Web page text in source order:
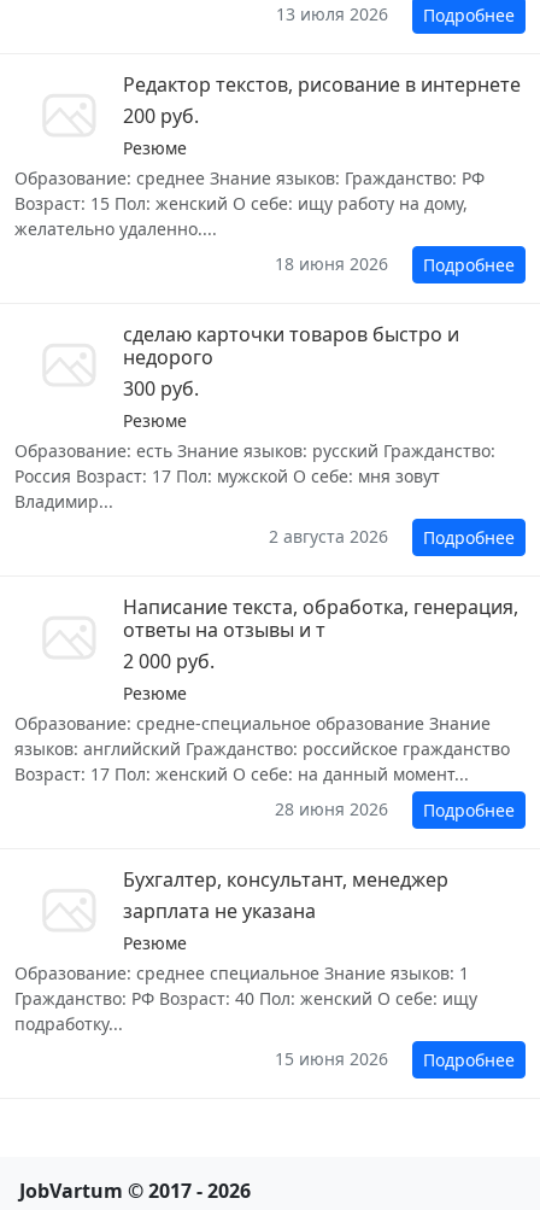
13 июля 2026
Подробнее
Редактор текстов, рисование в интернете
200 руб.
Резюме
Образование: среднее Знание языков: Гражданство: РФ
Возраст: 15 Пол: женский О себе: ищу работу на дому,
желательно удаленно....
18 июня 2026
Подробнее
сделаю карточки товаров быстро и
недорого
300 руб.
Резюме
Образование: есть Знание языков: русский Гражданство:
Россия Возраст: 17 Пол: мужской О себе: мня зовут
Владимир...
2 августа 2026
Подробнее
Написание текста, обработка, генерация,
ответы на отзывы и т
2 000 руб.
Резюме
Образование: средне-специальное образование Знание
языков: английский Гражданство: российское гражданство
Возраст: 17 Пол: женский О себе: на данный момент...
28 июня 2026
Подробнее
Бухгалтер, консультант, менеджер
зарплата не указана
Резюме
Образование: среднее специальное Знание языков: 1
Гражданство: РФ Возраст: 40 Пол: женский О себе: ищу
подработку...
15 июня 2026
Подробнее
JobVartum © 2017 - 2026